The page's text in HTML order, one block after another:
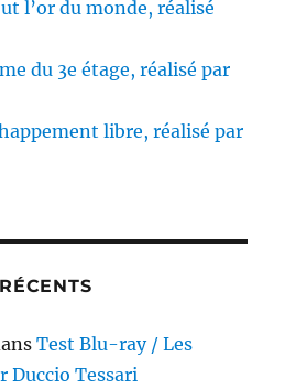
l’or du monde, réalisé
du 3e étage, réalisé par
libre, réalisé par
Test Blu-ray / Les
Duccio Tessari